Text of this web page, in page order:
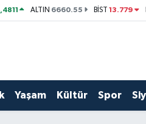
ALTIN 6660.55 BİST13.779
Yaşam Kültür Spor